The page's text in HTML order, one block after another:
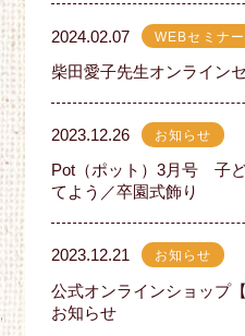
2024.02.07 WEBセミナー
柴田愛子先生オンライン
2023.12.26 お知らせ
Pot（ポット）3月号 子
てよう／卒園式飾り
2023.12.21 お知らせ
公式オンラインショップ
お知らせ